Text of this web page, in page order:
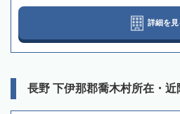
詳細を見
長野 下伊那郡喬木村所在・